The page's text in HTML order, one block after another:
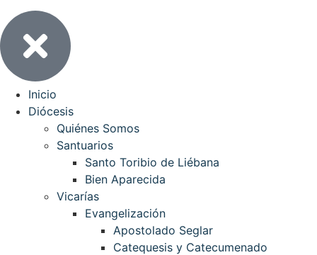
Inicio
Diócesis
Quiénes Somos
Santuarios
Santo Toribio de Liébana
Bien Aparecida
Vicarías
Evangelización
Apostolado Seglar
Catequesis y Catecumenado